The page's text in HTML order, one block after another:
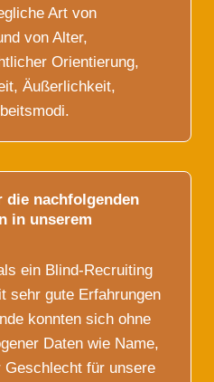
Art von
von Alter,
Orientierung,
Äußerlichkeit,
die nachfolgenden
in unserem
ein Blind-Recruiting
sehr gute Erfahrungen
konnten sich ohne
Daten wie Name,
für unsere